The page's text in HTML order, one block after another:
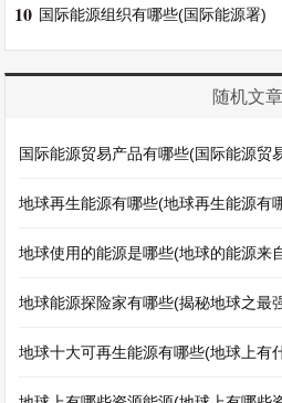
10 国际能源组织有哪些(国际能源署)
随机文章
国际能源贸易产品有哪些(国际能源贸
地球再生能源有哪些(地球再生能源有
地球使用的能源是哪些(地球的能源来
地球能源探险家有哪些(揭秘地球之最
地球十大可再生能源有哪些(地球上有